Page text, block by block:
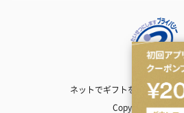
ネットでギフトを贈るなら |
Copyright© TANP